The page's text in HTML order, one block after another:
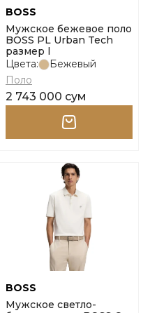
BOSS
Мужское бежевое поло
BOSS PL Urban Tech
размер l
Цвета:
Бежевый
Поло
2 743 000 сум
BOSS
Мужское светло-